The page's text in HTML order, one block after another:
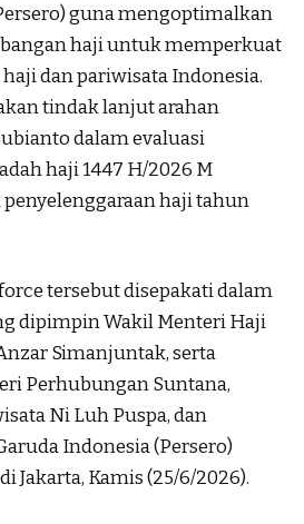
guna mengoptimalkan
haji untuk memperkuat
dan pariwisata Indonesia.
tindak lanjut arahan
dalam evaluasi
haji 1447 H/2026 M
haji tahun
tersebut disepakati dalam
dipimpin Wakil Menteri Haji
Simanjuntak, serta
Perhubungan Suntana,
Ni Luh Puspa, dan
Indonesia (Persero)
Jakarta, Kamis (25/6/2026).